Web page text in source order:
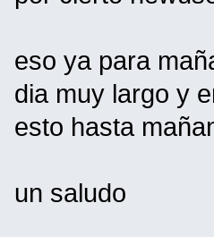
eso ya para
dia muy largo y
esto hasta
un saludo